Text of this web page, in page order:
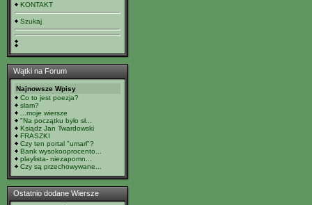
KONTAKT
Szukaj
Wątki na Forum
Najnowsze Wpisy
Co to jest poezja?
slam?
...moje wiersze
"Na początku było sł...
Ksiądz Jan Twardowski
FRASZKI
Czy ten portal "umarł"?
Bank wysokooprocento...
playlista- niezapomn...
Czy są przechowywane...
Ostatnio dodane Wiersze